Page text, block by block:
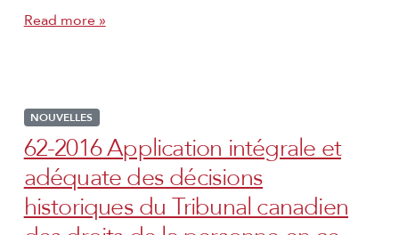
Read more »
NOUVELLES
62-2016 Application intégrale et
adéquate des décisions
historiques du Tribunal canadien